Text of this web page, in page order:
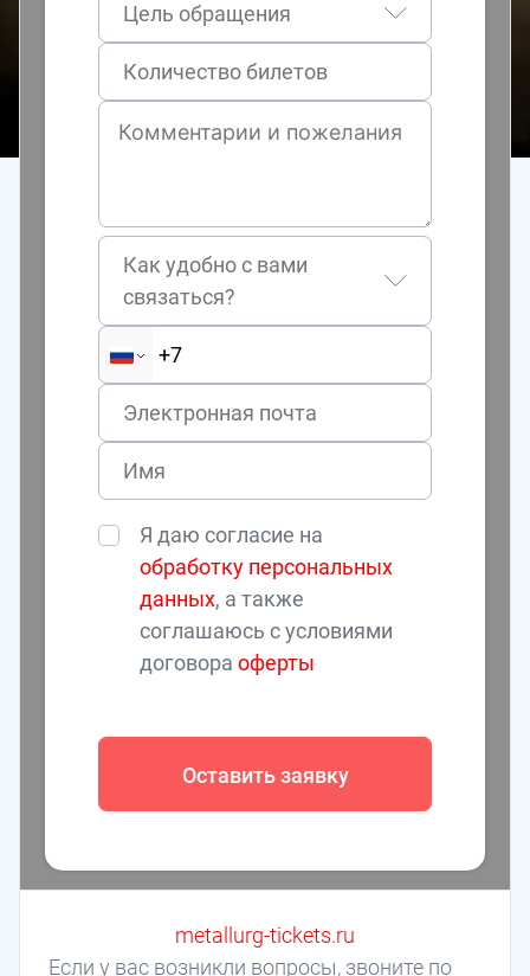
Цель обращения
Как удобно с вами
связаться?
Я даю согласие на
обработку персональных
данных, а также
соглашаюсь с условиями
договораоферты
Оставить заявку
Если у вас возникли вопросы, звоните по
metallurg-tickets.ru